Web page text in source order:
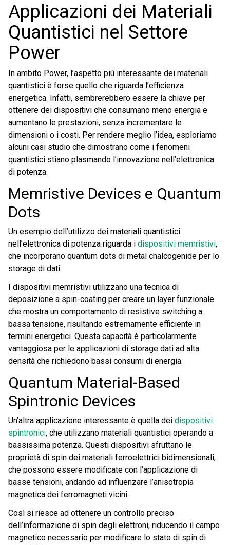
Applicazioni dei Materiali
Quantistici nel Settore
Power
In ambito Power, l’aspetto più interessante dei materiali
quantistici è forse quello che riguarda l’efficienza
energetica. Infatti, sembrerebbero essere la chiave per
ottenere dei dispositivi che consumano meno energia e
aumentano le prestazioni, senza incrementare le
dimensioni o i costi. Per rendere meglio l’idea, esploriamo
alcuni casi studio che dimostrano come i fenomeni
quantistici stiano plasmando l’innovazione nell’elettronica
di potenza.
Memristive Devices e Quantum
Dots
Un esempio dell’utilizzo dei materiali quantistici
nell’elettronica di potenza riguarda i dispositivi memristivi,
che incorporano quantum dots di metal chalcogenide per lo
storage di dati.
I dispositivi memristivi utilizzano una tecnica di
deposizione a spin-coating per creare un layer funzionale
che mostra un comportamento di resistive switching a
bassa tensione, risultando estremamente efficiente in
termini energetici. Questa capacità è particolarmente
vantaggiosa per le applicazioni di storage dati ad alta
densità che richiedono bassi consumi di energia.
Quantum Material-Based
Spintronic Devices
Un’altra applicazione interessante è quella dei dispositivi
spintronici, che utilizzano materiali quantistici operando a
bassissima potenza. Questi dispositivi sfruttano le
proprietà di spin dei materiali ferroelettrici bidimensionali,
che possono essere modificate con l’applicazione di
basse tensioni, andando ad influenzare l’anisotropia
magnetica dei ferromagneti vicini.
Così si riesce ad ottenere un controllo preciso
dell’informazione di spin degli elettroni, riducendo il campo
magnetico necessario per modificare lo stato di spin di